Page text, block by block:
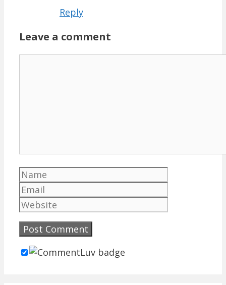
Reply
Leave a comment
Name